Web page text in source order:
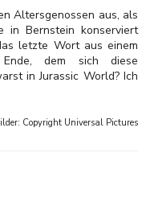
Altersgenossen aus, als
Bernstein konserviert
letzte Wort aus einem
Ende, dem sich diese
in Jurassic World? Ich
Copyright Universal Pictures